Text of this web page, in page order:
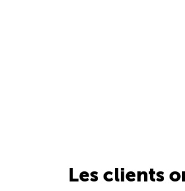
Les clients